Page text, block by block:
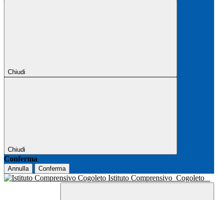
Chiudi
Chiudi
Conferma
Annulla Conferma
Istituto Comprensivo Cogoleto